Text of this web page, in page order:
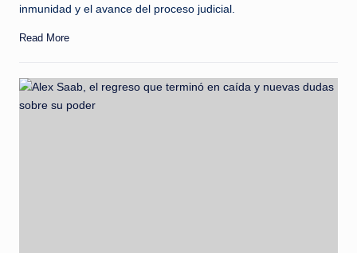
l
i
s
inmunidad y el avance del proceso judicial.
Read More